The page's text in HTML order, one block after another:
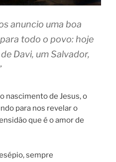
anuncio uma boa
todo o povo: hoje
Davi, um Salvador,
nascimento de Jesus, o
para nos revelar o
que é o amor de
sempre